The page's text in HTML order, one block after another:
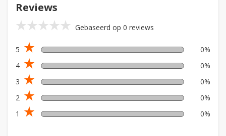
Reviews
star_ratestar_ratestar_ratestar_ratestar_rate Gebaseerd op 0 reviews
5 star_rate
0%
4 star_rate
0%
3 star_rate
0%
2 star_rate
0%
1
star_rate 0%